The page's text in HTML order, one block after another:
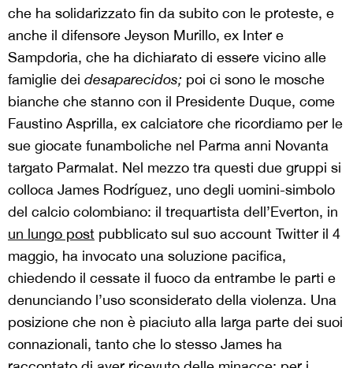
che ha solidarizzato fin da subito con le proteste, e
anche il difensore Jeyson Murillo, ex Inter e
Sampdoria, che ha dichiarato di essere vicino alle
famiglie dei desaparecidos; poi ci sono le mosche
bianche che stanno con il Presidente Duque, come
Faustino Asprilla, ex calciatore che ricordiamo per le
sue giocate funamboliche nel Parma anni Novanta
targato Parmalat. Nel mezzo tra questi due gruppi si
colloca James Rodríguez, uno degli uomini-simbolo
del calcio colombiano: il trequartista dell’Everton, in
un lungo post pubblicato sul suo account Twitter il 4
maggio, ha invocato una soluzione pacifica,
chiedendo il cessate il fuoco da entrambe le parti e
denunciando l’uso sconsiderato della violenza. Una
posizione che non è piaciuto alla larga parte dei suoi
connazionali, tanto che lo stesso James ha